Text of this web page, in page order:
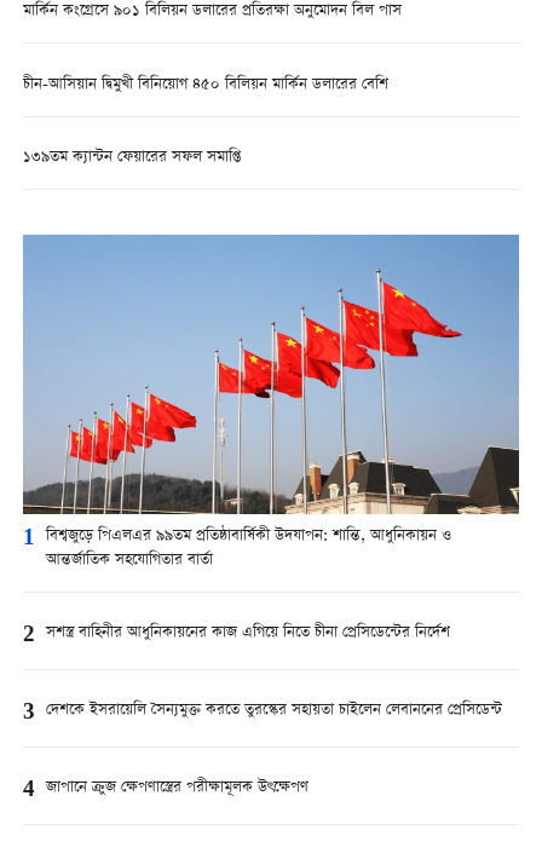
মার্কিন কংগ্রেসে ৯০১ বিলিয়ন ডলারের প্রতিরক্ষা অনুমোদন বিল পাস
চীন-আসিয়ান দ্বিমুখী বিনিয়োগ ৪৫০ বিলিয়ন মার্কিন ডলারের বেশি
১৩৯তম ক্যান্টন ফেয়ারের সফল সমাপ্তি
1 বিশ্বজুড়ে পিএলএর ৯৯তম প্রতিষ্ঠাবার্ষিকী উদযাপন: শান্তি, আধুনিকায়ন ও
আন্তর্জাতিক সহযোগিতার বার্তা
2 সশস্ত্র বাহিনীর আধুনিকায়নের কাজ এগিয়ে নিতে চীনা প্রেসিডেন্টের নির্দেশ
3 দেশকে ইসরায়েলি সৈন্যমুক্ত করতে তুরস্কের সহায়তা চাইলেন লেবাননের প্রেসিডেন্ট
4 জাপানে ক্রুজ ক্ষেপণাস্ত্রের পরীক্ষামূলক উৎক্ষেপণ